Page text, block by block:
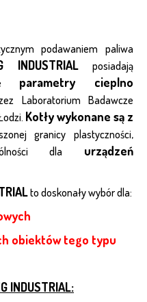
podawaniem paliwa
posiadają
parametry cieplno
Laboratorium Badawcze
Kotły wykonane są z
granicy plastyczności,
dla urządzeń
to doskonały wybór dla:
obiektów tego typu
INDUSTRIAL: